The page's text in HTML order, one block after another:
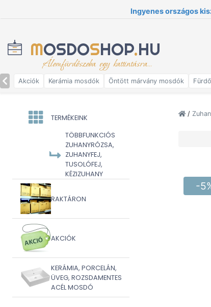
Ingyenes országos
MOSDOSHOP.HU
Álomfürdőszoba egy kattintásra...
Akciók Kerámia mosdók Öntött márvány mosdók
TERMÉKEINK
TÖBBFUNKCIÓS
ZUHANYRÓZSA,
ZUHANYFEJ,
TUSOLÓFEJ,
KÉZIZUHANY
RAKTÁRON
AKCIÓK
KERÁMIA, PORCELÁN,
ÜVEG, ROZSDAMENTES
ACÉL MOSDÓ
/
-